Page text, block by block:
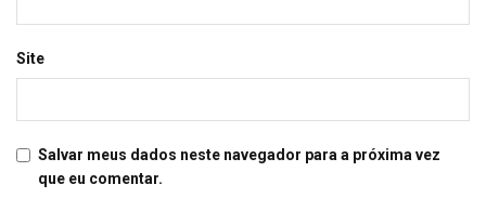
Site
Salvar meus dados neste navegador para a próxima vez
que eu comentar.